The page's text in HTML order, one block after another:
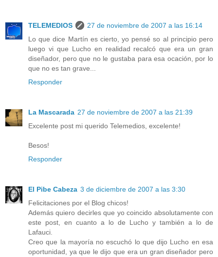
TELEMEDIOS
27 de noviembre de 2007 a las 16:14
Lo que dice Martín es cierto, yo pensé so al principio pero
luego vi que Lucho en realidad recalcó que era un gran
diseñador, pero que no le gustaba para esa ocación, por lo
que no es tan grave...
Responder
La Mascarada 27 de noviembre de 2007 a las 21:39
Excelente post mi querido Telemedios, excelente!
Besos!
Responder
El Pibe Cabeza 3 de diciembre de 2007 a las 3:30
Felicitaciones por el Blog chicos!
Además quiero decirles que yo coincido absolutamente con
este post, en cuanto a lo de Lucho y también a lo de
Lafauci.
Creo que la mayoría no escuchó lo que dijo Lucho en esa
oportunidad, ya que le dijo que era un gran diseñador pero